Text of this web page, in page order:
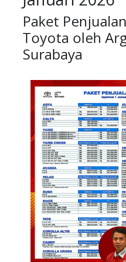
Paket
Toyota oleh
Surabaya